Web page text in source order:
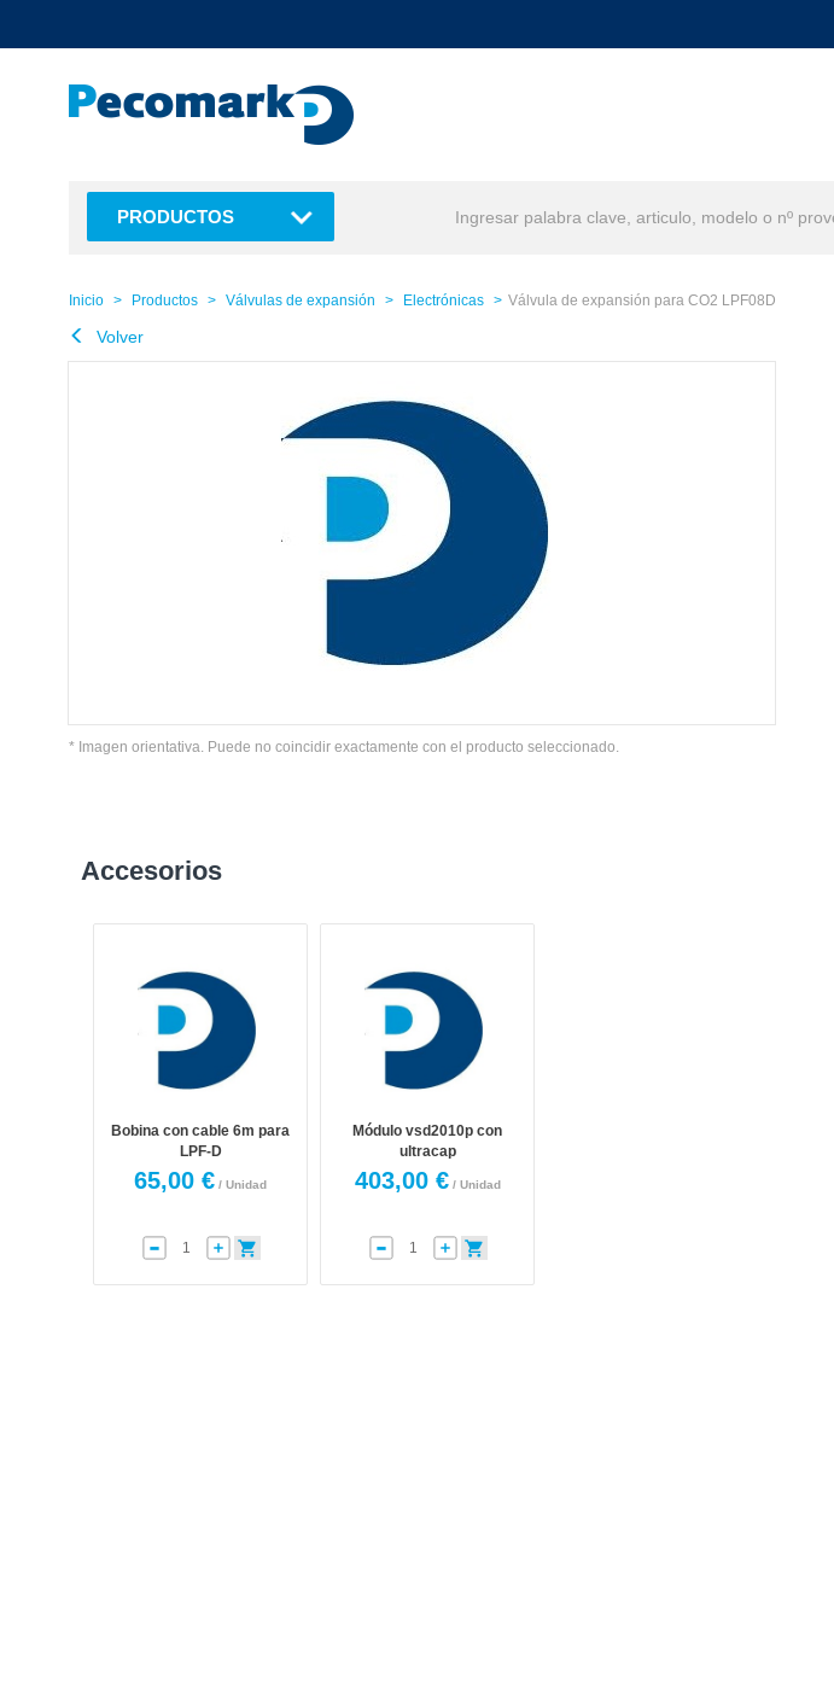
PRODUCTOS
Inicio Productos Válvulas de expansión Electrónicas Válvula de expansión para CO2 LPF08D
Volver
* Imagen orientativa. Puede no coincidir exactamente con el producto seleccionado.
Accesorios
Bobina con cable 6m para
LPF-D
65,00 € / Unidad
Módulo vsd2010p con
ultracap
403,00 € / Unidad